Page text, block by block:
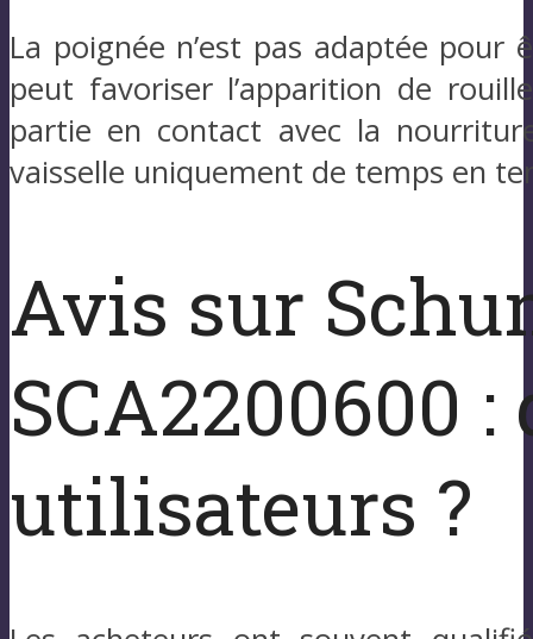
La poignée n’est pas adaptée pour
peut favoriser l’apparition de
partie en contact avec la
vaisselle uniquement de temps en
Avis sur
SCA2200600 :
utilisateurs ?